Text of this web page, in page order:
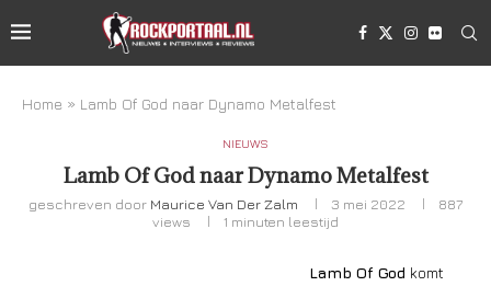
Home » Lamb Of God naar Dynamo Metalfest
NIEUWS
Lamb Of God naar Dynamo Metalfest
geschreven door Maurice Van Der Zalm 3 mei 2022
887
views
1 minuten leestijd
Lamb Of God komt